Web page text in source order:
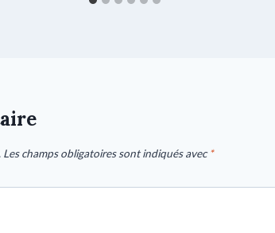
Les champs obligatoires sont indiqués avec*